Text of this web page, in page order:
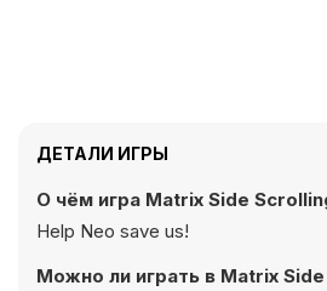
ДЕТАЛИ ИГРЫ
О чём игра Matrix Side
Help Neo save us!
Можно ли играть в Matrix